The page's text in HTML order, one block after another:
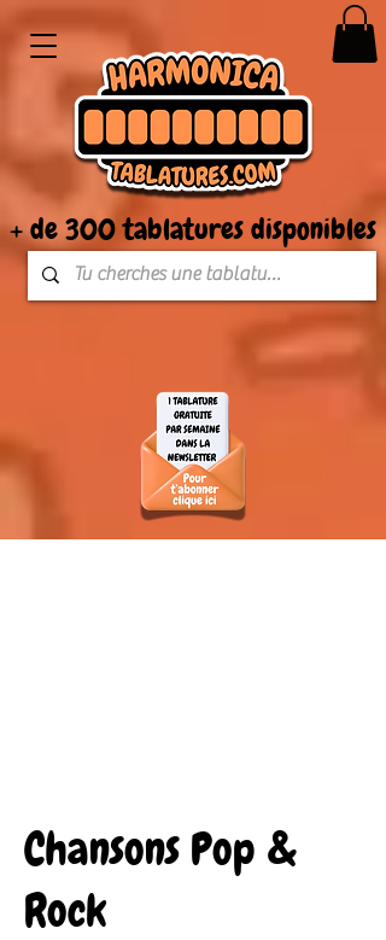
+ de 300 tablatures disponibles
Chansons Pop &
Rock